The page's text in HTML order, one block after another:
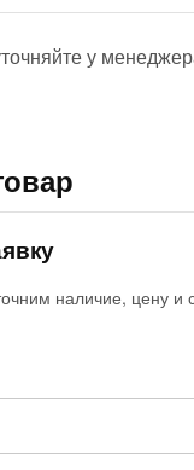
у
наличие, цену и